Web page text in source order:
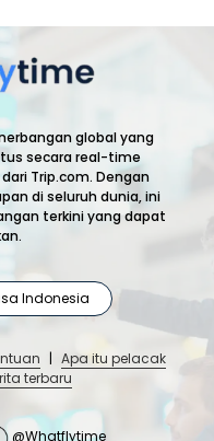
global yang
secara real-time
Trip.com. Dengan
di seluruh dunia, ini
terkini yang dapat
Indonesia
| Apa itu pelacak
terbaru
@Whatflytime